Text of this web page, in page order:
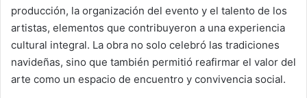
producción, la organización del evento y el talento de los
artistas, elementos que contribuyeron a una experiencia
cultural integral. La obra no solo celebró las tradiciones
navideñas, sino que también permitió reafirmar el valor del
arte como un espacio de encuentro y convivencia social.